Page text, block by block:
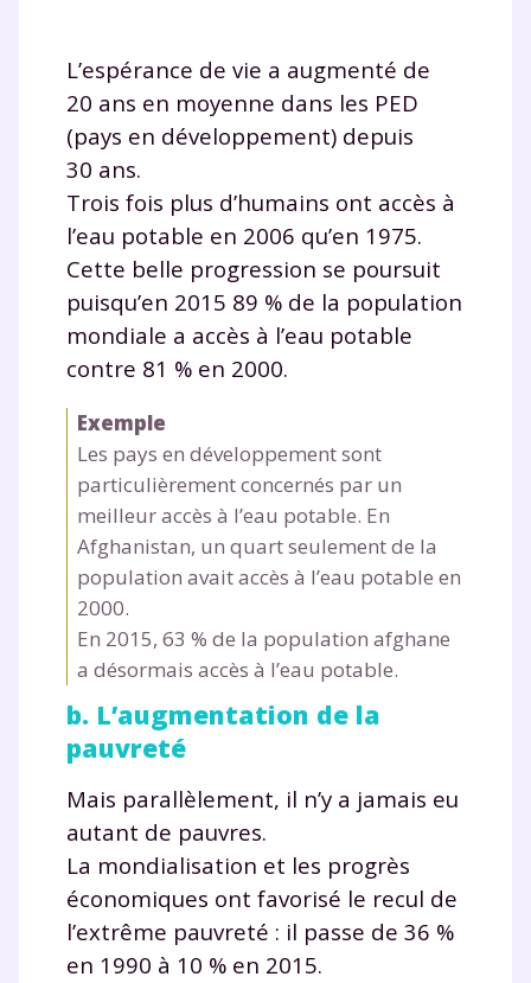
L’espérance de vie a augmenté de
20 ans en moyenne dans les PED
(pays en développement) depuis
30 ans.
Trois fois plus d’humains ont accès à
l’eau potable en 2006 qu’en 1975.
Cette belle progression se poursuit
puisqu’en 2015 89 % de la population
mondiale a accès à l’eau potable
contre 81 % en 2000.
Exemple
Les pays en développement sont
particulièrement concernés par un
meilleur accès à l’eau potable. En
Afghanistan, un quart seulement de la
population avait accès à l’eau potable en
2000.
En 2015, 63 % de la population afghane
a désormais accès à l’eau potable.
b. L’augmentation de la
pauvreté
Mais parallèlement, il n’y a jamais eu
autant de pauvres.
La mondialisation et les progrès
économiques ont favorisé le recul de
l’extrême pauvreté : il passe de 36 %
en 1990 à 10 % en 2015.